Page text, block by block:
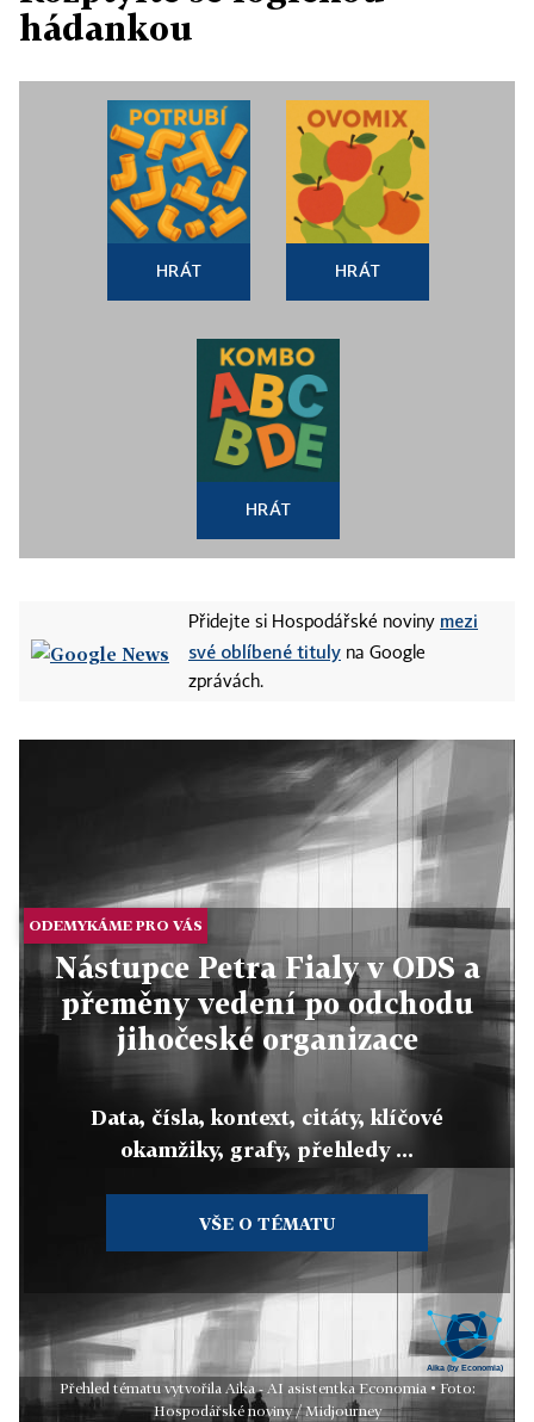
hádankou
HRÁT HRÁT
HRÁT
Přidejte si Hospodářské noviny mezi
své oblíbené tituly na Google
zprávách.
ODEMYKÁME PRO VÁS
Nástupce Petra Fialy v ODS a
přeměny vedení po odchodu
jihočeské organizace
Data, čísla, kontext, citáty, klíčové
okamžiky, grafy, přehledy ...
VŠE O TÉMATU
Přehled tématu vytvořila Aika - AI asistentka Economia • Foto:
Hospodářské noviny / Midjourney